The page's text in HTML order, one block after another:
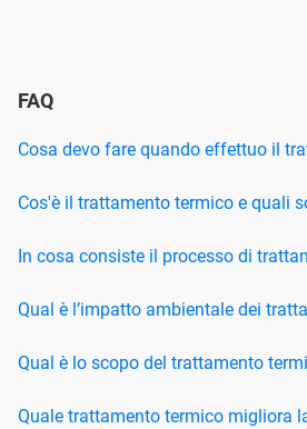
FAQ
Cosa devo fare quando effettuo il
Cos'è il trattamento termico e quali
In cosa consiste il processo di
Qual è l’impatto ambientale dei
Qual è lo scopo del trattamento
Quale trattamento termico migliora